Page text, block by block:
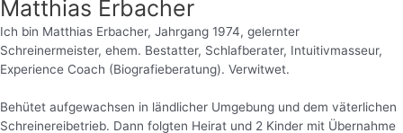
Matthias Erbacher
Ich bin Matthias Erbacher, Jahrgang 1974, gelernter
Schreinermeister, ehem. Bestatter, Schlafberater, Intuitivmasseur,
Experience Coach (Biografieberatung). Verwitwet.
Behütet aufgewachsen in ländlicher Umgebung und dem väterlichen
Schreinereibetrieb. Dann folgten Heirat und 2 Kinder mit Übernahme